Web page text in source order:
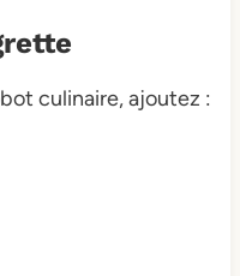
culinaire, ajoutez :